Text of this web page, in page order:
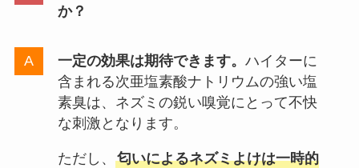
か？
一定の効果は期待できます。 ハイターに
含まれる次亜塩素酸ナトリウムの強い塩
素臭は、ネズミの鋭い嗅覚にとって不快
な刺激となります。
ただし、 匂いによるネズミよけは一時的